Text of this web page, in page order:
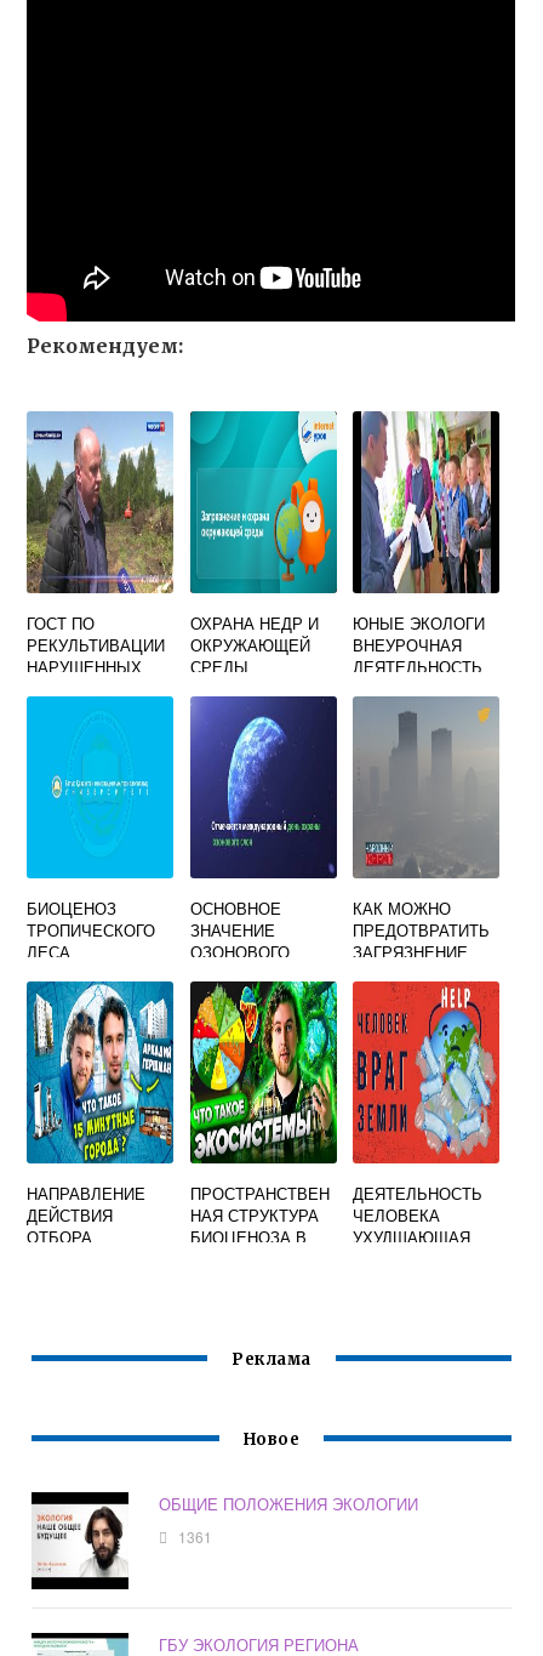
Рекомендуем:
ГОСТ ПО
РЕКУЛЬТИВАЦИИ
НАРУШЕННЫХ
ОХРАНА НЕДР И
ОКРУЖАЮЩЕЙ
СРЕДЫ
ЮНЫЕ ЭКОЛОГИ
ВНЕУРОЧНАЯ
ДЕЯТЕЛЬНОСТЬ
БИОЦЕНОЗ
ТРОПИЧЕСКОГО
ЛЕСА
ОСНОВНОЕ
ЗНАЧЕНИЕ
ОЗОНОВОГО
ЗАКЛЮЧАЕТСЯ В
ОСЛАБЛЕНИИ
ДЕЙСТВИЯ
КАК МОЖНО
ПРЕДОТВРАТИТЬ
ЗАГРЯЗНЕНИЕ
НАПРАВЛЕНИЕ
ДЕЙСТВИЯ
ОТБОРА
ПРОСТРАНСТВЕН
НАЯ СТРУКТУРА
БИОЦЕНОЗА В
ДЕЯТЕЛЬНОСТЬ
ЧЕЛОВЕКА
УХУДШАЮЩАЯ
Реклама
Новое
ОБЩИЕ ПОЛОЖЕНИЯ ЭКОЛОГИИ
1361
ГБУ ЭКОЛОГИЯ РЕГИОНА